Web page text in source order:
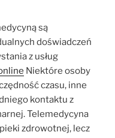
są
doświadczeń
z usług
Niektóre osoby
czasu, inne
kontaktu z
Telemedycyna
zdrowotnej, lecz